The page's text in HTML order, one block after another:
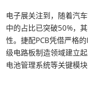
电子展关注到，随着汽
中的占比已突破50%，
性。捷配PCB凭借严格
级电路板制造领域建立
电池管理系统等关键模